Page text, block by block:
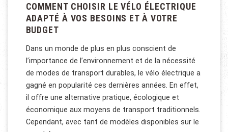
COMMENT CHOISIR LE VÉLO ÉLECTRIQUE
ADAPTÉ À VOS BESOINS ET À VOTRE
BUDGET
Dans un monde de plus en plus conscient de
l’importance de l’environnement et de la nécessité
de modes de transport durables, le vélo électrique a
gagné en popularité ces dernières années. En effet,
il offre une alternative pratique, écologique et
économique aux moyens de transport traditionnels.
Cependant, avec tant de modèles disponibles sur le